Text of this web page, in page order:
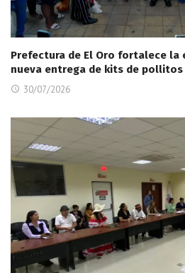
Prefectura de El Oro fortalece la
nueva entrega de kits de pollitos
30/07/2026